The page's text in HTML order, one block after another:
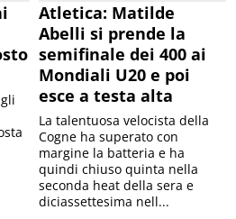
Atletica: Matilde
Abelli si prende la
semifinale dei 400 ai
Mondiali U20 e poi
esce a testa alta
La talentuosa velocista della
Cogne ha superato con
margine la batteria e ha
quindi chiuso quinta nella
seconda heat della sera e
diciassettesima nell...